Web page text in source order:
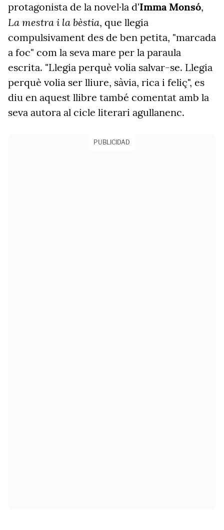
protagonista de la novel·la d'Imma Monsó,
La mestra i la bèstia, que llegia
compulsivament des de ben petita, "marcada
a foc" com la seva mare per la paraula
escrita. "Llegia perquè volia salvar-se. Llegia
perquè volia ser lliure, sàvia, rica i feliç", es
diu en aquest llibre també comentat amb la
seva autora al cicle literari agullanenc.
PUBLICIDAD